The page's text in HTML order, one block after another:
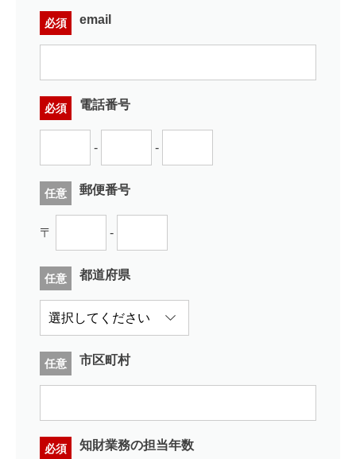
email
必須
電話番号
必須
- -
郵便番号
任意
〒 -
都道府県
任意
市区町村
任意
知財業務の担当年数
必須